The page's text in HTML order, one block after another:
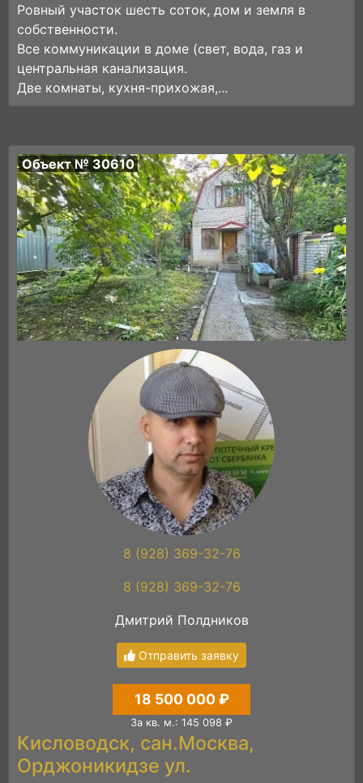
Ровный участок шесть соток, дом и земля в
собственности.
Все коммуникации в доме (свет, вода, газ и
центральная канализация.
Две комнаты, кухня-прихожая,...
Объект № 30610
8 (928) 369-32-76
8 (928) 369-32-76
Дмитрий Полдников
Отправить заявку
18 500 000 ₽
За кв. м.: 145 098 ₽
Кисловодск, сан.Москва,
Орджоникидзе ул.